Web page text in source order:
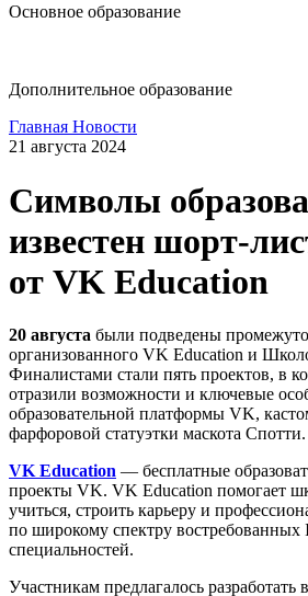
Основное образование
Дополнительное образование
Главная Новости
21 августа 2024
Символы
известен шорт-
от VK Education
20 августа были подведены
организованного VK Education и
Финалистами стали пять проектов, в
отразили возможности и ключевые
образовательной платформы VK,
фарфоровой статуэтки маскота Спотти.
VK Education — бесплатные
проекты VK. VK Education помогает
учиться, строить карьеру и
по широкому спектру востребованных
специальностей.
Участникам предлагалось разработать